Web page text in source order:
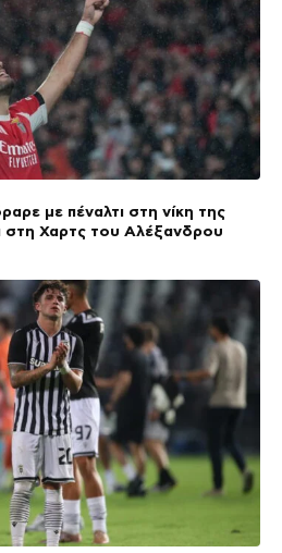
με πέναλτι στη νίκη της
στη Χαρτς του Αλέξανδρου